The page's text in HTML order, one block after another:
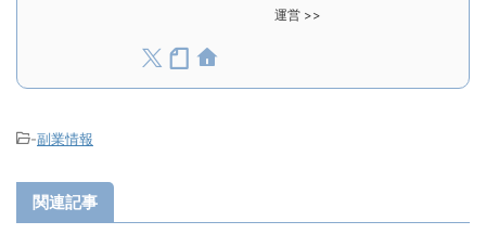
運営 >>
-副業情報
関連記事